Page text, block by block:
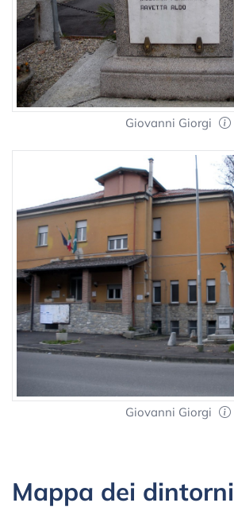
Giovanni Giorgi
Giovanni Giorgi
Mappa dei dintorni